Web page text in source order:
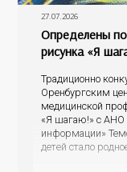
27.07.2026
Определены
рисунка «Я
Традиционно
Оренбургским
медицинской
«Я шагаю!» с АНО
информации»
детей стало